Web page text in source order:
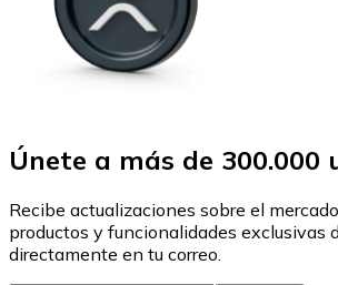
Únete a más de 300.000
Recibe actualizaciones sobre el
productos y funcionalidades exclusivas
directamente en tu correo.